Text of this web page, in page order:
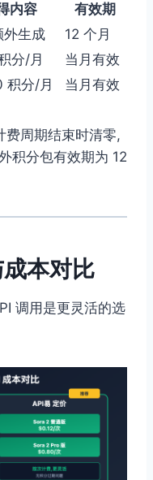
内容
有效期
外生成
12 个月
分/月
当月有效
积分/月 当月有效
费周期结束时清零,
积分包有效期为 12
本对比
调用是更灵活的选